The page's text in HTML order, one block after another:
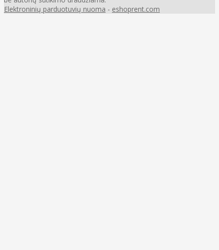
Elektroninių parduotuvių nuoma - eshoprent.com